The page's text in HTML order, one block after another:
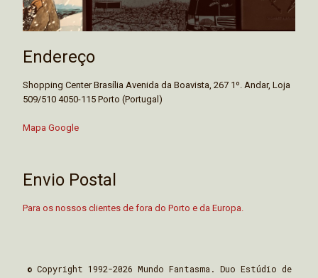
Endereço
Shopping Center Brasília Avenida da Boavista, 267 1º. Andar, Loja
509/510 4050-115 Porto (Portugal)
Mapa Google
Envio Postal
Para os nossos clientes de fora do Porto e da Europa.
© Copyright 1992-2026 Mundo Fantasma. Duo Estúdio de